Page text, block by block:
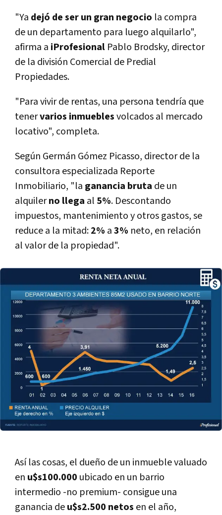
"Ya dejó de ser un gran negocio la compra
de un departamento para luego alquilarlo",
afirma a iProfesional Pablo Brodsky, director
de la división Comercial de Predial
Propiedades.
"Para vivir de rentas, una persona tendrí­a que
tenervarios inmueblesvolcados al mercado
locativo", completa.
Según Germán Gómez Picasso, director de la
consultora especializada Reporte
Inmobiliario, "la ganancia bruta de un
alquilerno llega al 5%. Descontando
impuestos, mantenimiento y otros gastos, se
reduce a la mitad:2% a3% neto, en relación
al valor de la propiedad".
Así­ las cosas, el dueño de un inmueble valuado
en u$s100.000 ubicado en un barrio
intermedio -no premium- consigue una
ganancia deu$s2.500 netos en el año,